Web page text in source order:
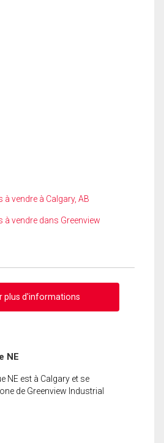
vendre à Calgary, AB
vendre dans Greenview
plus d'informations
NE
NE est à Calgary et se
de Greenview Industrial